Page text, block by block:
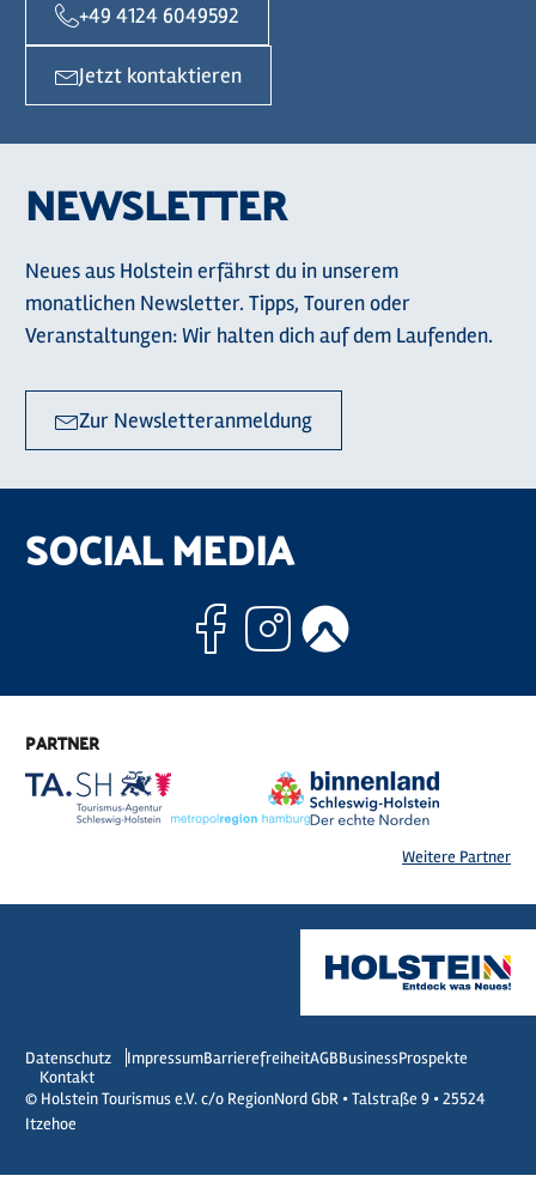
+49 4124 6049592
Jetzt kontaktieren
NEWSLETTER
Neues aus Holstein erfährst du in unserem
monatlichen Newsletter. Tipps, Touren oder
Veranstaltungen: Wir halten dich auf dem Laufenden.
Zur Newsletteranmeldung
SOCIAL MEDIA
Facebook
Instagram
PARTNER
Weitere Partner
Datenschutz ImpressumBarrierefreiheitAGBBusinessProspekte
Kontakt
© Holstein Tourismus e.V. c/o RegionNord GbR • Talstraße 9 • 25524
Itzehoe